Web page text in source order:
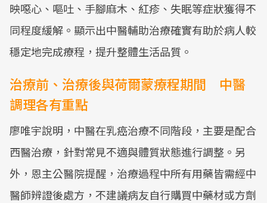
映噁心、嘔吐、手腳麻木、紅疹、失眠等症狀獲得不
同程度緩解。顯示出中醫輔助治療確實有助於病人較
穩定地完成療程，提升整體生活品質。
治療前、治療後與荷爾蒙療程期間 中醫
調理各有重點
廖唯宇說明，中醫在乳癌治療不同階段，主要是配合
西醫治療，針對常見不適與體質狀態進行調整。另
外，恩主公醫院提醒，治療過程中所有用藥皆需經中
醫師辨證後處方，不建議病友自行購買中藥材或方劑